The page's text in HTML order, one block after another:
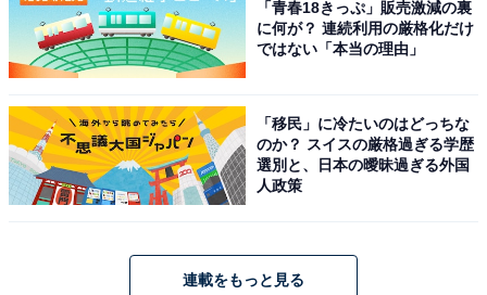
「青春18きっぷ」販売激減の裏
に何が？ 連続利用の厳格化だけ
ではない「本当の理由」
「移民」に冷たいのはどっちな
のか？ スイスの厳格過ぎる学歴
選別と、日本の曖昧過ぎる外国
人政策
連載をもっと見る